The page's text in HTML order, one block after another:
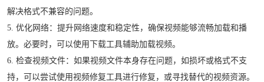
解决格式不兼容的问题。
5. 优化网络：提升网络速度和稳定性，确保视频能够流畅加载和播
放。必要时，可以使用下载工具辅助加载视频。
6. 检查视频文件：如果视频文件本身存在问题，如损坏或格式不支
持，可以尝试使用视频修复工具进行修复，或寻找替代的视频资源。